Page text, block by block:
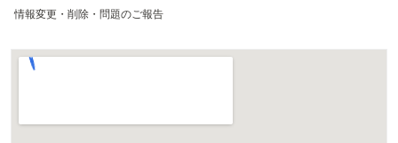
情報変更・削除・問題のご報告